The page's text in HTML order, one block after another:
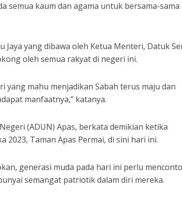
semua kaum dan agama untuk bersama-sama
Jaya yang dibawa oleh Ketua Menteri, Datuk
oleh semua rakyat di negeri ini.
yang mahu menjadikan Sabah terus maju dan
manfaatnya,” katanya.
(ADUN) Apas, berkata demikian ketika
2023, Taman Apas Permai, di sini hari ini.
generasi muda pada hari ini perlu
semangat patriotik dalam diri mereka.